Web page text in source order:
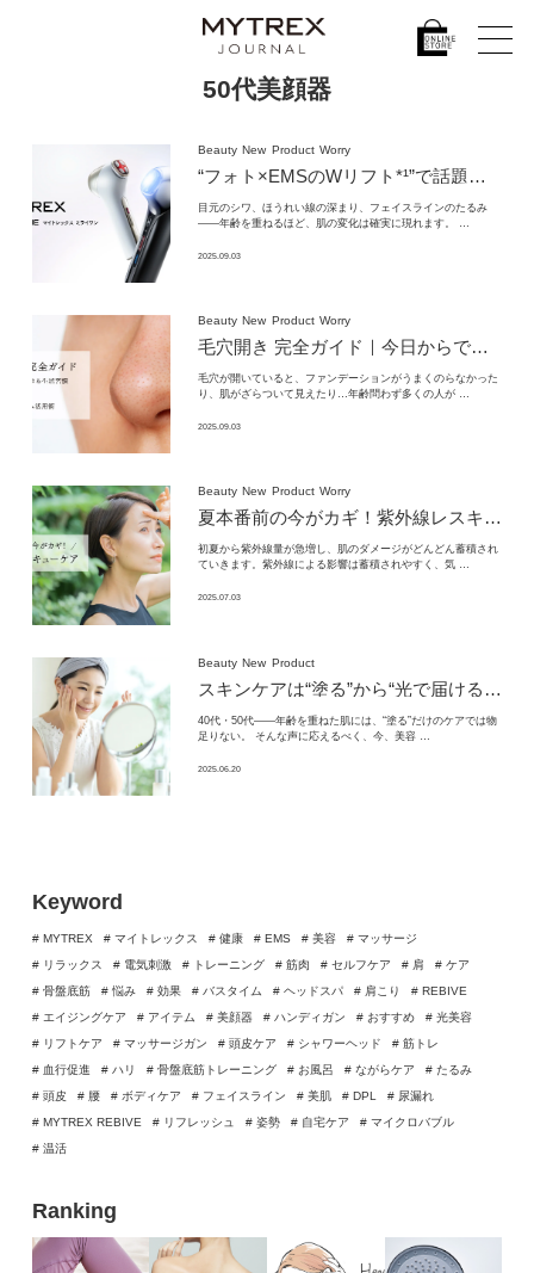
Keyword
# MYTREX # マイトレックス # 健康 # EMS # 美容
# マッサージ
# リラックス
# 電気刺激 # トレーニング # 筋肉 # セルフケア # 肩
# ケア
# 骨盤底筋
# 悩み # 効果 # バスタイム # ヘッドスパ # 肩こり
# REBIVE
# エイジングケア
# アイテム # 美顔器 # ハンディガン # おすすめ
# 光美容
# リフトケア
# マッサージガン # 頭皮ケア # シャワーヘッド
# 筋トレ
# 血行促進
# ハリ # 骨盤底筋トレーニング # お風呂 # ながらケア
# たるみ
# 頭皮
# 腰 # ボディケア # フェイスライン # 美肌 # DPL
# 尿漏れ
# MYTREX REBIVE
# リフレッシュ # 姿勢 # 自宅ケア
# マイクロバブル
# 温活
Ranking
50代美顔器
Beauty New Product Worry
“フォト×EMSのWリフト*¹”で話題の光美顔器。
目元のシワ、ほうれい線の深まり、フェイスラインのたるみ
——年齢を重ねるほど、肌の変化は確実に現れます。 …
2025.09.03
Beauty New Product Worry
毛穴開き 完全ガイド｜ 今日からできる生活習慣・自宅ケア・
毛穴が開いていると、ファンデーションがうまくのらなかった
り、肌がざらついて見えたり…年齢問わず多くの人が …
2025.09.03
Beauty New Product Worry
夏本番前の今がカギ！ 紫外線レスキューケア
初夏から紫外線量が急増し、肌のダメージがどんどん蓄積され
ていきます。紫外線による影響は蓄積されやすく、気 …
2025.07.03
Beauty New Product
スキンケアは“塗る”から“光で届ける”時代へ。
40代・50代——年齢を重ねた肌には、“塗る”だけのケアでは物
足りない。 そんな声に応えるべく、今、美容 …
2025.06.20